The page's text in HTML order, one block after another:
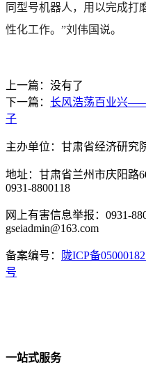
同型号机器人，用以完成打
性化工作。”刘伟国说。
上一篇：没有了
下一篇： 长风浩荡百业兴
子
主办单位：甘肃省经济研究
地址：甘肃省兰州市庆阳路
0931-8800118
网上有害信息举报：0931-
gseiadmin@163.com
备案编号： 陇ICP备
号
一站式服务